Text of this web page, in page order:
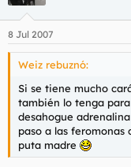
8 Jul 2007
Weiz rebuznó:
Si se tiene mucho
también lo tenga
desahogue
paso a las feromonas
puta madre